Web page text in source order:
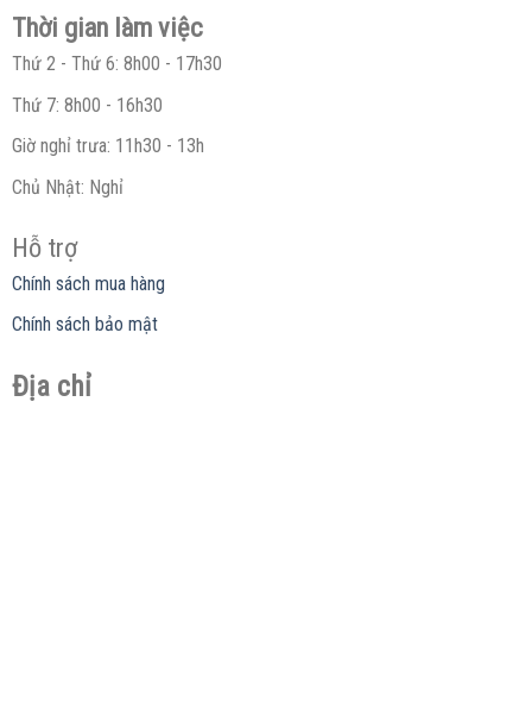
Thời gian làm việc
Thứ 2 - Thứ 6: 8h00 - 17h30
Thứ 7: 8h00 - 16h30
Giờ nghỉ trưa: 11h30 - 13h
Chủ Nhật: Nghỉ
Hỗ trợ
Chính sách mua hàng
Chính sách bảo mật
Địa chỉ